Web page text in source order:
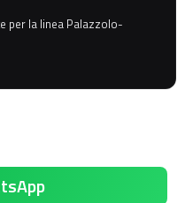
per la linea Palazzolo-